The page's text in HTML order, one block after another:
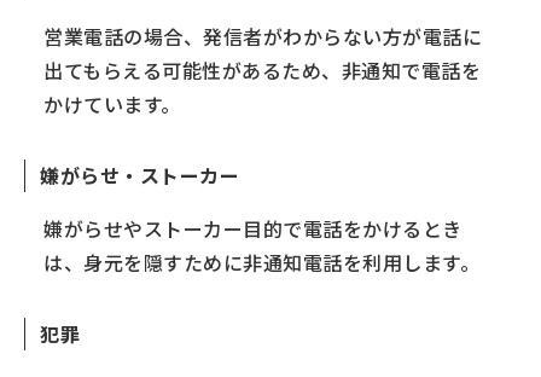
営業電話の場合、発信者がわからない方が電話に
出てもらえる可能性があるため、非通知で電話を
かけています。
嫌がらせ・ストーカー
嫌がらせやストーカー目的で電話をかけるとき
は、身元を隠すために非通知電話を利用します。
犯罪